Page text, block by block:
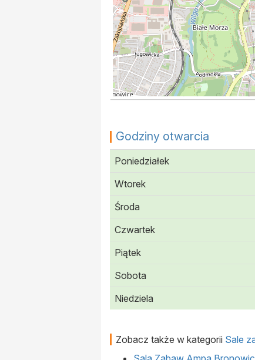
Godziny otwarcia
Poniedziałek
Wtorek
Środa
Czwartek
Piątek
Sobota
Niedziela
Zobacz także w kategorii Sale